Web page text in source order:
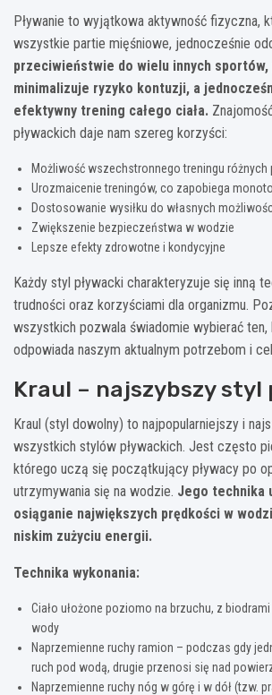
Pływanie to wyjątkowa aktywność fizyczna,
wszystkie partie mięśniowe, jednocześnie
przeciwieństwie do wielu innych sportów,
minimalizuje ryzyko kontuzji, a
efektywny trening całego ciała.
pływackich daje nam szereg korzyści:
Możliwość wszechstronnego treningu różnych
Urozmaicenie treningów, co zapobiega
Dostosowanie wysiłku do własnych
Zwiększenie bezpieczeństwa w wodzie
Lepsze efekty zdrowotne i kondycyjne
Każdy styl pływacki charakteryzuje się inną
trudności oraz korzyściami dla organizmu.
wszystkich pozwala świadomie wybierać ten,
odpowiada naszym aktualnym potrzebom i
Kraul – najszybszy styl
Kraul (styl dowolny) to najpopularniejszy i
wszystkich stylów pływackich. Jest często
którego uczą się początkujący pływacy po
utrzymywania się na wodzie. Jego technika
osiąganie największych prędkości w
niskim zużyciu energii.
Technika wykonania:
Ciało ułożone poziomo na brzuchu, z
wody
Naprzemienne ruchy ramion – podczas gdy
ruch pod wodą, drugie przenosi się nad
Naprzemienne ruchy nóg w górę i w dół (tzw.